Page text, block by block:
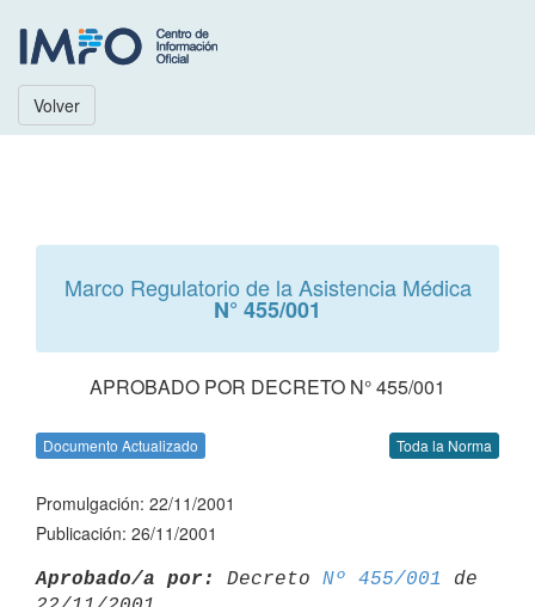
Volver
Marco Regulatorio de la Asistencia Médica
N° 455/001
APROBADO POR DECRETO N° 455/001
Documento Actualizado Toda la Norma
Promulgación: 22/11/2001
Publicación: 26/11/2001
Aprobado/a por: Decreto Nº 455/001
de